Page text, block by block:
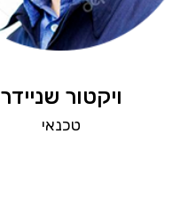
ויקטור שניידר
טכנאי